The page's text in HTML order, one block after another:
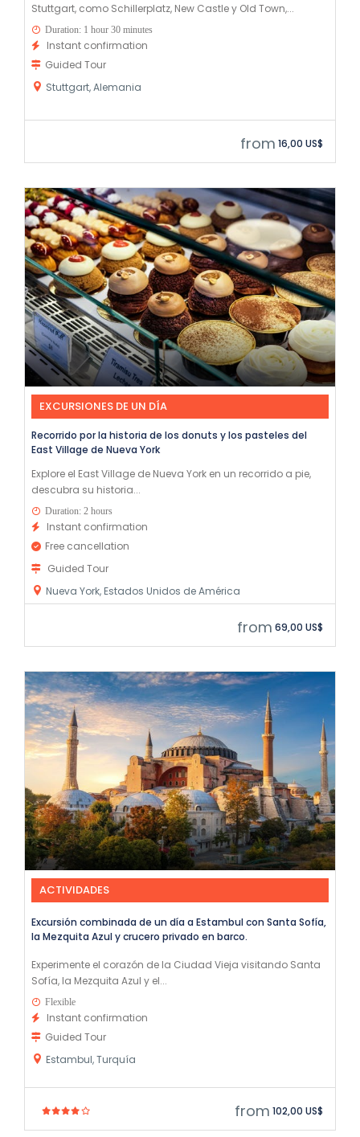
Stuttgart, como Schillerplatz, New Castle y Old Town,...
Duration: 1 hour 30 minutes
Instant confirmation
Guided Tour
Stuttgart, Alemania
from 16,00 US$
EXCURSIONES DE UN DÍA
Recorrido por la historia de los donuts y los pasteles del
East Village de Nueva York
Explore el East Village de Nueva York en un recorrido a pie,
descubra su historia...
Duration: 2 hours
Instant confirmation
Free cancellation
Guided Tour
Nueva York, Estados Unidos de América
from 69,00 US$
ACTIVIDADES
Excursión combinada de un día a Estambul con Santa Sofía,
la Mezquita Azul y crucero privado en barco.
Experimente el corazón de la Ciudad Vieja visitando Santa
Sofía, la Mezquita Azul y el...
Flexible
Instant confirmation
Guided Tour
Estambul, Turquía
from 102,00 US$